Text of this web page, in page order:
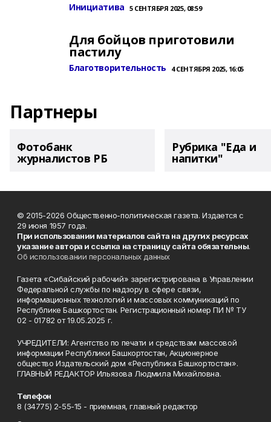
Инициатива 5 СЕНТЯБРЯ 2025, 08:59
Для бойцов приготовили
пастилу
Благотворительность 4 СЕНТЯБРЯ 2025, 16:05
Партнеры
Фотобанк
журналистов РБ
Рубрика "Еда и
напитки"
© 2015-2026 Общественно-политическая газета. Издается с
29 июня 1957 года.
При использовании материалов сайта на других ресурсах
указание автора и ссылка на страницу сайта обязательны.
Об использовании персональных данных
Газета «Сибайский рабочий» зарегистрирована в Управлении
Федеральной службы по надзору в сфере связи,
информационных технологий и массовых коммуникаций по
Республике Башкортостан. Регистрационный номер ПИ № ТУ
02 - 01782 от 19.05.2025 г.
УЧРЕДИТЕЛИ: Агентство по печати и средствам массовой
информации Республики Башкортостан, Акционерное
общество Издательский дом «Республика Башкортостан».
ГЛАВНЫЙ РЕДАКТОР Ильязова Людмила Михайловна.
Телефон
8 (34775) 2-55-15 - приемная, главный редактор